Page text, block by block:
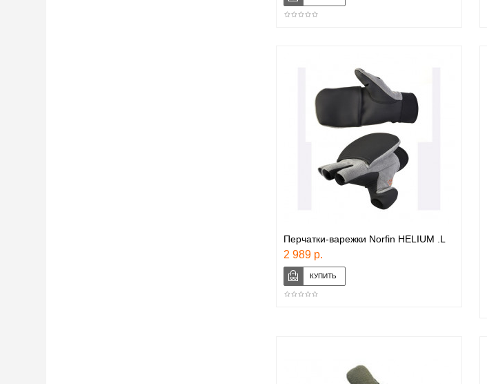
Перчатки-варежки Norfin HELIUM .L
2 989 р.